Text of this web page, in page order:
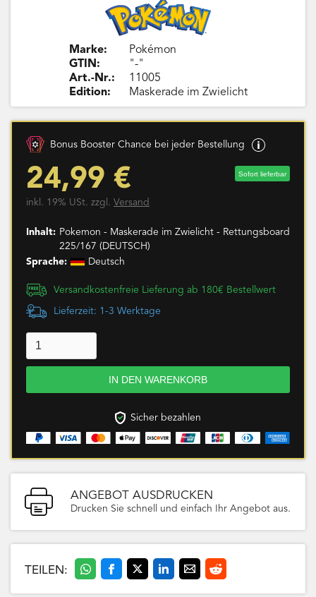
Marke:
GTIN:
Art.-Nr.:
Edition:
Pokémon
"-"
11005
Maskerade im Zwielicht
Bonus Booster Chance bei jeder Bestellung
24,99 € Sofort lieferbar
inkl. 19% USt. zzgl. Versand
Inhalt: Pokemon - Maskerade im Zwielicht - Rettungsboard
225/167 (DEUTSCH)
Sprache:
Deutsch
Versandkostenfreie Lieferung ab 180€ Bestellwert
Lieferzeit: 1-3 Werktage
Sicher bezahlen
ANGEBOT AUSDRUCKEN
Drucken Sie schnell und einfach Ihr Angebot aus.
TEILEN: